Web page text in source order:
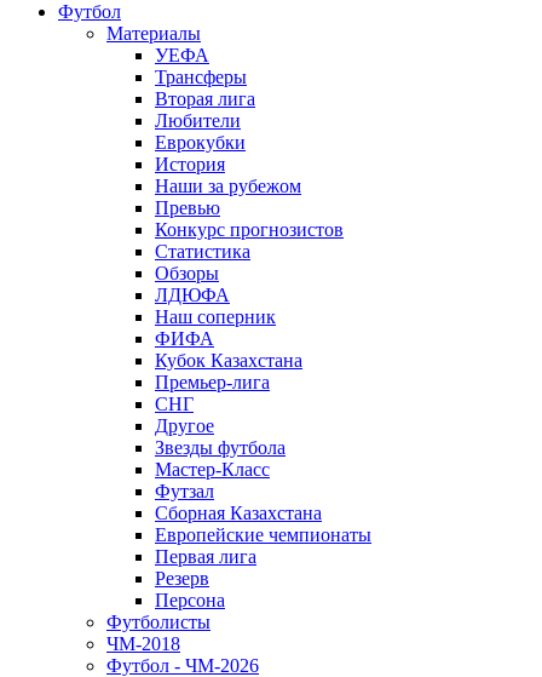
Футбол
Материалы
УЕФА
Трансферы
Вторая лига
Любители
Еврокубки
История
Наши за рубежом
Превью
Конкурс прогнозистов
Статистика
Обзоры
ЛДЮФА
Наш соперник
ФИФА
Кубок Казахстана
Премьер-лига
СНГ
Другое
Звезды футбола
Мастер-Класс
Футзал
Сборная Казахстана
Европейские чемпионаты
Первая лига
Резерв
Персона
Футболисты
ЧМ-2018
Футбол - ЧМ-2026